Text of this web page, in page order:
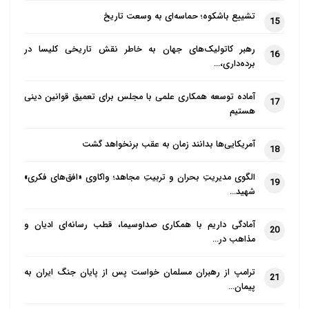
ویژه شیعیان از کشورهای ایران، لبنان،
عراق،پاکستان و افغانستان و کشورهای
دیگر به فرانسه افزایش یافت. این مهاجرت
ها باعث شد تا شماری از فرانسوی ها به
اسلام به ویژه مذهب شیعه لبیک بگویند.
براساس آمارغیررسمی سه تا هفت میلیون
مسلمان در فرانسه زندگی می کنند. به
موسسه PEW » » جمعیت شیعیان 71
15 تشییع باشکوه؛ حماسه‌ای به وسعت تاریخ
16
رهبر کاتولیک‌های جهان به خاطر نقش تاریخی کلیسا در
برده‌داری،…
17
آماده توسعه همکاری علمی با مجلس برای تعمیق قوانین دینی
هستیم
18 آمریکایی‌ها بدانند زمان به عقب برنخواهد گشت
19
الگوی مدیریتِ بحران و تربیتِ مجاهد؛ واکاوی «افق‌های فکری»
شهید…
20
آمادگی داریم با همکاری صداوسیما، قطب رسانه‌ای ادیان و
مذاهب در…
21
ترامپ از رهبران مسلمان خواست پس از پایان جنگ ایران به
پیمان…